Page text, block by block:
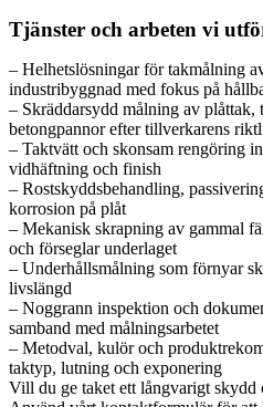
Tjänster och arbeten vi
– Helhetslösningar för takmålning
industribyggnad med fokus på
– Skräddarsydd målning av plåttak,
betongpannor efter tillverkarens
– Taktvätt och skonsam rengöring
vidhäftning och finish
– Rostskyddsbehandling,
korrosion på plåt
– Mekanisk skrapning av gammal
och förseglar underlaget
– Underhållsmålning som förnyar
livslängd
– Noggrann inspektion och
samband med målningsarbetet
– Metodval, kulör och
taktyp, lutning och exponering
Vill du ge taket ett långvarigt skydd